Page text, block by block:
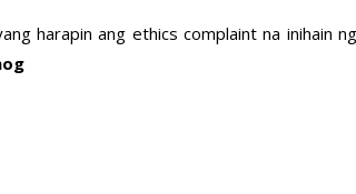
harapin ang ethics complaint na